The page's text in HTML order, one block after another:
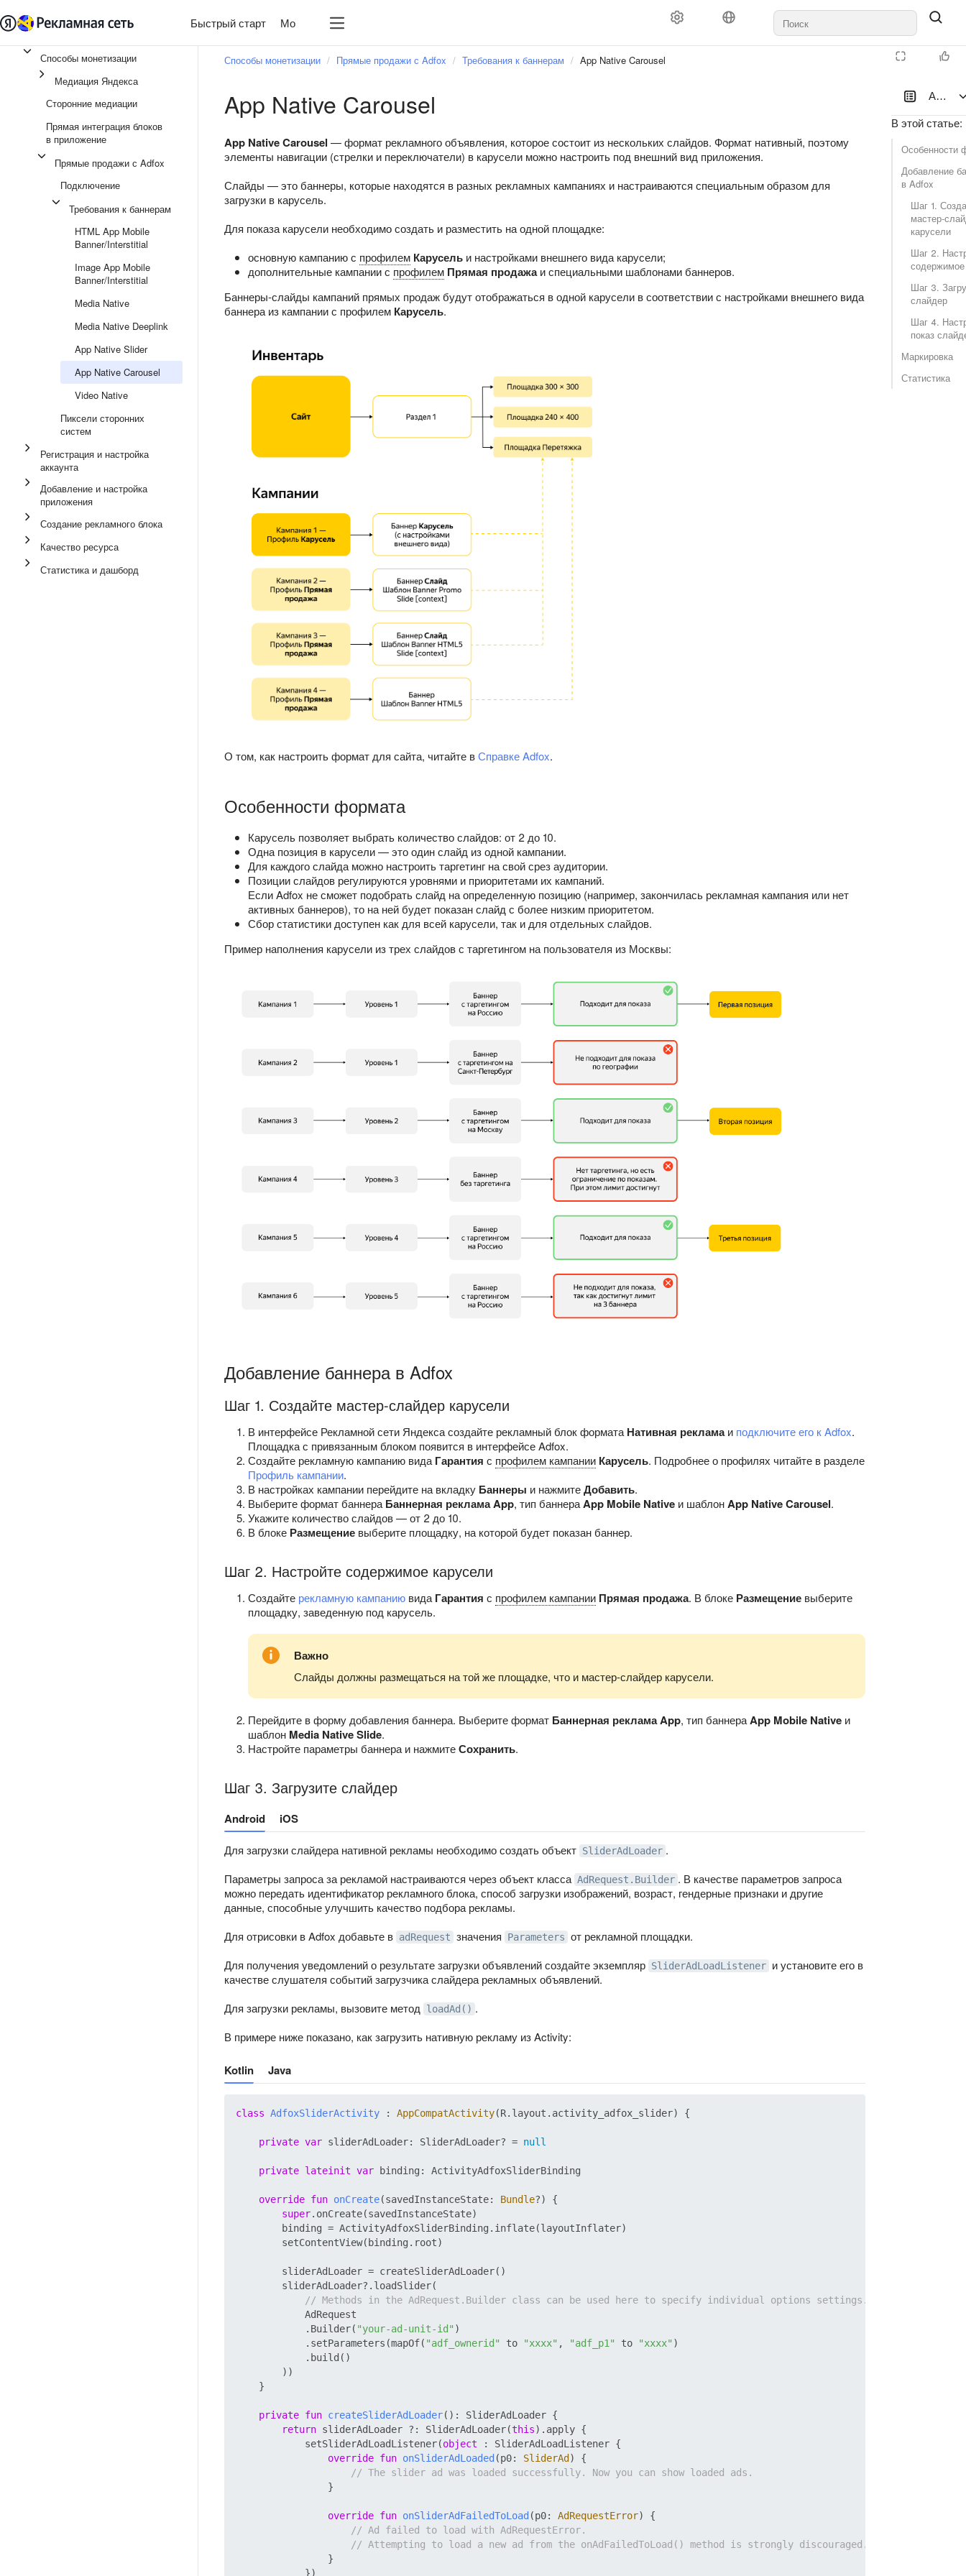
Быстрый старт Монетизация
Flutter
Flutter
Документы и выплаты
Способы монетизации
Медиация Яндекса
Сторонние медиации
Прямая интеграция блоков
в приложение
Прямые продажи с Adfox
Подключение
Требования к баннерам
HTML App Mobile
Banner/Interstitial
Image App Mobile
Banner/Interstitial
Media Native
Media Native Deeplink
App Native Slider
App Native Carousel
Video Native
Пиксели сторонних
систем
Регистрация и настройка
аккаунта
Добавление и настройка
приложения
Создание рекламного блока
Качество ресурса
Статистика и дашборд
App
В этой статье:
Особенности
Добавление
в Adfox
Шаг 1.
мастер-
карусели
Шаг 2.
Шаг 3.
слайдер
Шаг 4.
показ
Маркировка
Статистика
Способы монетизации Прямые продажи с Adfox Требования к баннерам App Native Carousel
App Native Carousel
App Native Carousel — формат рекламного объявления, которое состоит из нескольких слайдов. Формат нативный, поэтому
элементы навигации (стрелки и переключатели) в карусели можно настроить под внешний вид приложения.
Слайды — это баннеры, которые находятся в разных рекламных кампаниях и настраиваются специальным образом для
загрузки в карусель.
Для показа карусели необходимо создать и разместить на одной площадке:
основную кампанию с профилем Карусель и настройками внешнего вида карусели;
дополнительные кампании с профилем Прямая продажаи специальными шаблонами баннеров.
Баннеры-слайды кампаний прямых продаж будут отображаться в одной карусели в соответствии с настройками внешнего вида
баннера из кампании с профилем Карусель.
О том, как настроить формат для сайта, читайте вСправке Adfox.
Особенности формата
Карусель позволяет выбрать количество слайдов: от 2 до 10.
Одна позиция в карусели — это один слайд из одной кампании.
Для каждого слайда можно настроить таргетинг на свой срез аудитории.
Позиции слайдов регулируются уровнями и приоритетами их кампаний.
Если Adfox не сможет подобрать слайд на определенную позицию (например, закончилась рекламная кампания или нет
активных баннеров), то на ней будет показан слайд с более низким приоритетом.
Сбор статистики доступен как для всей карусели, так и для отдельных слайдов.
Пример наполнения карусели из трех слайдов с таргетингом на пользователя из Москвы:
Добавление баннера в Adfox
Шаг 1. Создайте мастер-слайдер карусели
В интерфейсе Рекламной сети Яндекса создайте рекламный блок формата Нативная рекламаи подключите его к Adfox.
Площадка с привязанным блоком появится в интерфейсе Adfox.
Создайте рекламную кампанию вида Гарантия с профилем кампании Карусель. Подробнее о профилях читайте в разделе
Профиль кампании.
В настройках кампании перейдите на вкладку Баннеры и нажмитеДобавить.
Выберите формат баннера Баннерная реклама App, тип баннераApp Mobile Native и шаблонApp Native Carousel.
Укажите количество слайдов — от 2 до 10.
В блоке Размещение выберите площадку, на которой будет показан баннер.
Шаг 2. Настройте содержимое карусели
Создайте рекламную кампанию вида Гарантия с профилем кампании Прямая продажа. В блоке Размещение выберите
площадку, заведенную под карусель.
Важно
Слайды должны размещаться на той же площадке, что и мастер-слайдер карусели.
Перейдите в форму добавления баннера. Выберите формат Баннерная реклама App, тип баннераApp Mobile Native и
шаблон Media Native Slide.
Настройте параметры баннера и нажмитеСохранить.
Шаг 3. Загрузите слайдер
Android iOS
Для загрузки слайдера нативной рекламы необходимо создать объект SliderAdLoader .
Параметры запроса за рекламой настраиваются через объект класса AdRequest.Builder . В качестве параметров запроса
можно передать идентификатор рекламного блока, способ загрузки изображений, возраст, гендерные признаки и другие
данные, способные улучшить качество подбора рекламы.
Для отрисовки в Adfox добавьте в adRequest значения Parameters от рекламной площадки.
Для получения уведомлений о результате загрузки объявлений создайте экземпляр SliderAdLoadListener и установите его в
качестве слушателя событий загрузчика слайдера рекламных объявлений.
Для загрузки рекламы, вызовите метод
loadAd() .
В примере ниже показано, как загрузить нативную рекламу из Activity:
Kotlin Java
class AdfoxSliderActivity : AppCompatActivity(R.layout.activity_adfox_slider) {
private var sliderAdLoader: SliderAdLoader? = null
private lateinit var binding: ActivityAdfoxSliderBinding
override fun onCreate(savedInstanceState: Bundle?)
{
super.onCreate(savedInstanceState)
        binding = ActivityAdfoxSliderBinding.inflate(layoutInflater)
        setContentView(binding.root)
        sliderAdLoader = createSliderAdLoader()
        sliderAdLoader?.loadSlider(
// Methods in the AdRequest.Builder class can be used here to specify individual options settings.
            AdRequest
            .Builder(
"your-ad-unit-id" )
            .setParameters(mapOf(
"adf_ownerid" to "xxxx" , "adf_p1" to "xxxx" )
            .build()
        ))
    }
private fun createSliderAdLoader() : SliderAdLoader {
return sliderAdLoader ?: SliderAdLoader(this).apply {
            setSliderAdLoadListener(
object : SliderAdLoadListener {
override fun onSliderAdLoaded (p0: SliderAd )
{
// The slider ad was loaded successfully. Now you can show loaded ads.
                }
override fun onSliderAdFailedToLoad (p0: AdRequestError)
{
// Ad failed to load with AdRequestError.
// Attempting to load a new ad from the onAdFailedToLoad() method is strongly discouraged.
                }
            })